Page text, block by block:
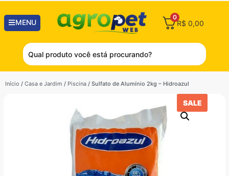
MENU
0
R$ 0,00
Início / Casa e Jardim / Piscina / Sulfato de Alumínio 2kg – Hidroazul
SALE